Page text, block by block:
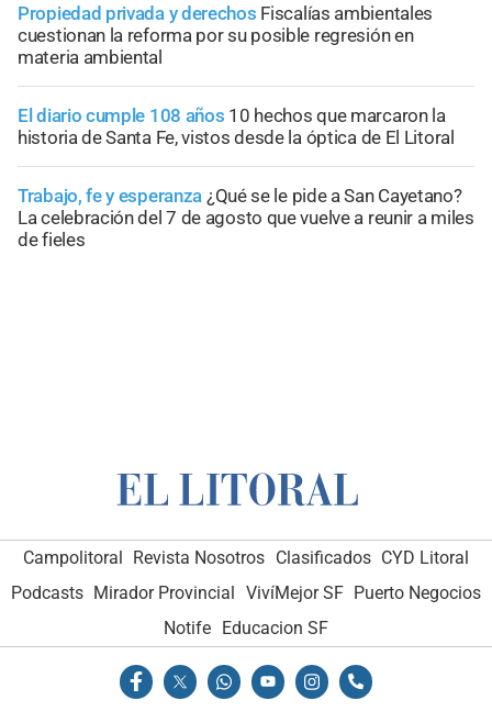
Propiedad privada y derechos Fiscalías ambientales
cuestionan la reforma por su posible regresión en
materia ambiental
El diario cumple 108 años 10 hechos que marcaron la
historia de Santa Fe, vistos desde la óptica de El Litoral
Trabajo, fe y esperanza ¿Qué se le pide a San Cayetano?
La celebración del 7 de agosto que vuelve a reunir a miles
de fieles
Campolitoral Revista Nosotros Clasificados CYD Litoral
Podcasts Mirador Provincial VivíMejor SF Puerto Negocios
Notife Educacion SF